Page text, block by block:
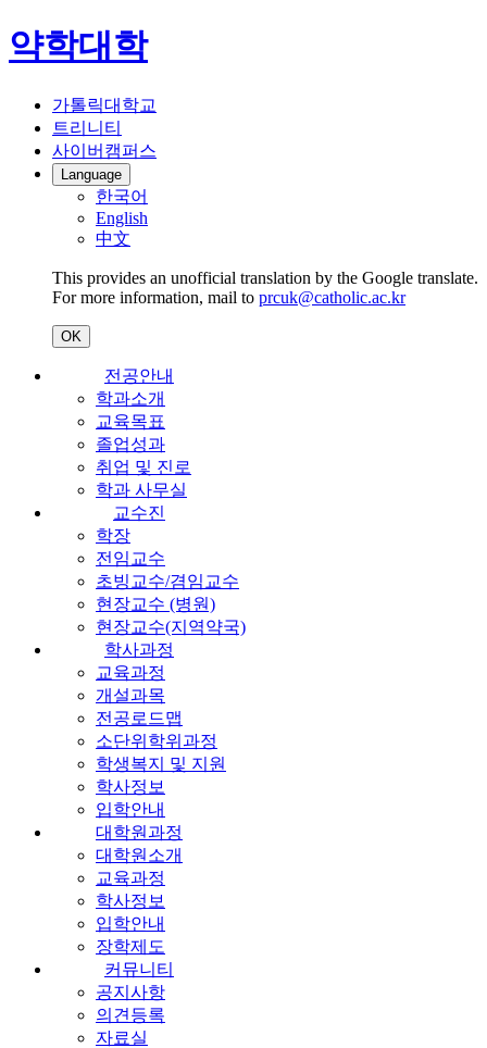
약학대학
가톨릭대학교
트리니티
사이버캠퍼스
Language
한국어
English
中文
This provides an unofficial translation by the Google translate.
For more information, mail to prcuk@catholic.ac.kr
OK
전공안내
학과소개
교육목표
졸업성과
취업 및 진로
학과 사무실
교수진
학장
전임교수
초빙교수/겸임교수
현장교수 (병원)
현장교수(지역약국)
학사과정
교육과정
개설과목
전공로드맵
소단위학위과정
학생복지 및 지원
학사정보
입학안내
대학원과정
대학원소개
교육과정
학사정보
입학안내
장학제도
커뮤니티
공지사항
의견등록
자료실